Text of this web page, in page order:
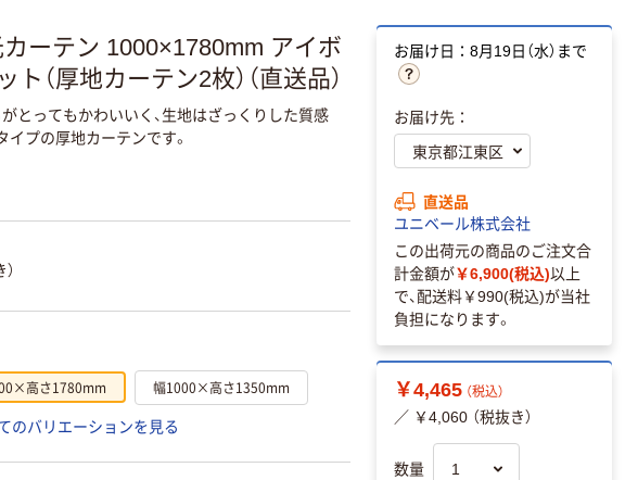
ーテン 1000×1780mm アイボ
（厚地カーテン2枚）（直送品）
とってもかわいいく、生地はざっくりした質感
イプの厚地カーテンです。
高さ1780mm 幅1000×高さ1350mm
のバリエーションを見る
お届け日：8月19日（水）まで
お届け先：
直送品
ユニベール株式会社
この出荷元の商品のご注文合
計金額が￥6,900(税込)以上
で、配送料￥990(税込)が当社
負担になります。
￥4,465 （税込）
／ ￥4,060 （税抜き）
数量